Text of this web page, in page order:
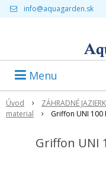
info@aquagarden.sk
Menu
Úvod ZÁHRADNÉ
material
Griffon UNI 100
Griffon UNI